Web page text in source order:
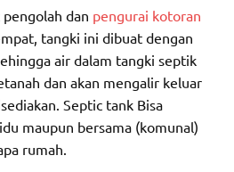
dan pengurai kotoran
tangki ini dibuat dengan
air dalam tangki septik
dan akan mengalir keluar
Septic tank Bisa
maupun bersama (komunal)
rumah.